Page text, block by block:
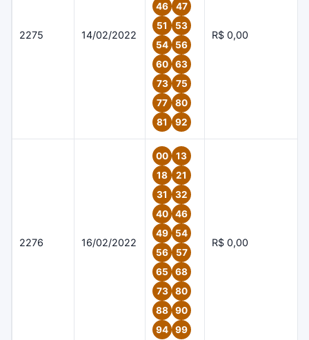
2275 14/02/2022
46
47
51
53
54
56
60
63
73
75
77
80
81
92
R$ 0,00
2276 16/02/2022
00
13
18
21
31
32
40
46
49
54
56
57
65
68
73
80
88
90
94
99
R$ 0,00